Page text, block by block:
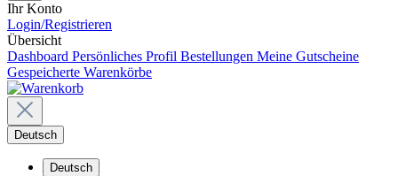
Ihr Konto
Login/Registrieren
Übersicht
Dashboard Persönliches Profil Bestellungen Meine Gutscheine
Gespeicherte Warenkörbe
Deutsch
Deutsch